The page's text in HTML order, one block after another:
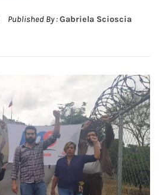
Published By :Gabriela Scioscia